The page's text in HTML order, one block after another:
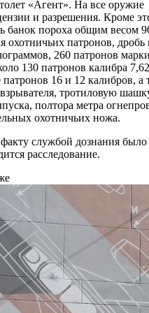
«Агент». На все оружие
и разрешения. Кроме
банок пороха общим весом
охотничьих патронов,
260 патронов
130 патронов калибра 7,62
16 и 12 калибров, а
тротиловую
полтора метра
охотничьих ножа.
службой дознания было
расследование.